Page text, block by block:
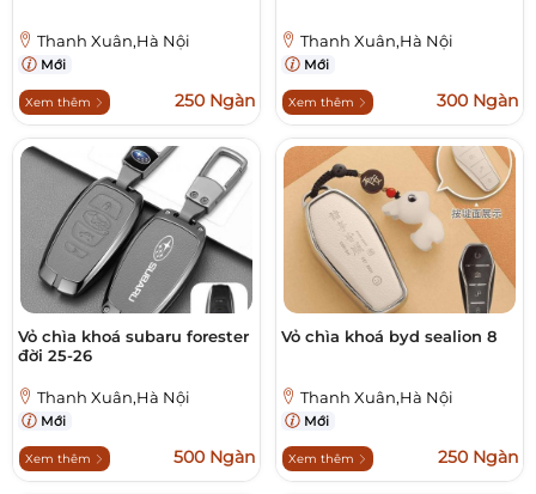
Thanh Xuân,Hà Nội
Mới
Xem thêm 250 Ngàn
Thanh Xuân,Hà Nội
Mới
Xem thêm 300 Ngàn
Vỏ chìa khoá subaru forester
đời 25-26
Thanh Xuân,Hà Nội
Mới
Xem thêm 500 Ngàn
Vỏ chìa khoá byd sealion 8
Thanh Xuân,Hà Nội
Mới
Xem thêm 250 Ngàn